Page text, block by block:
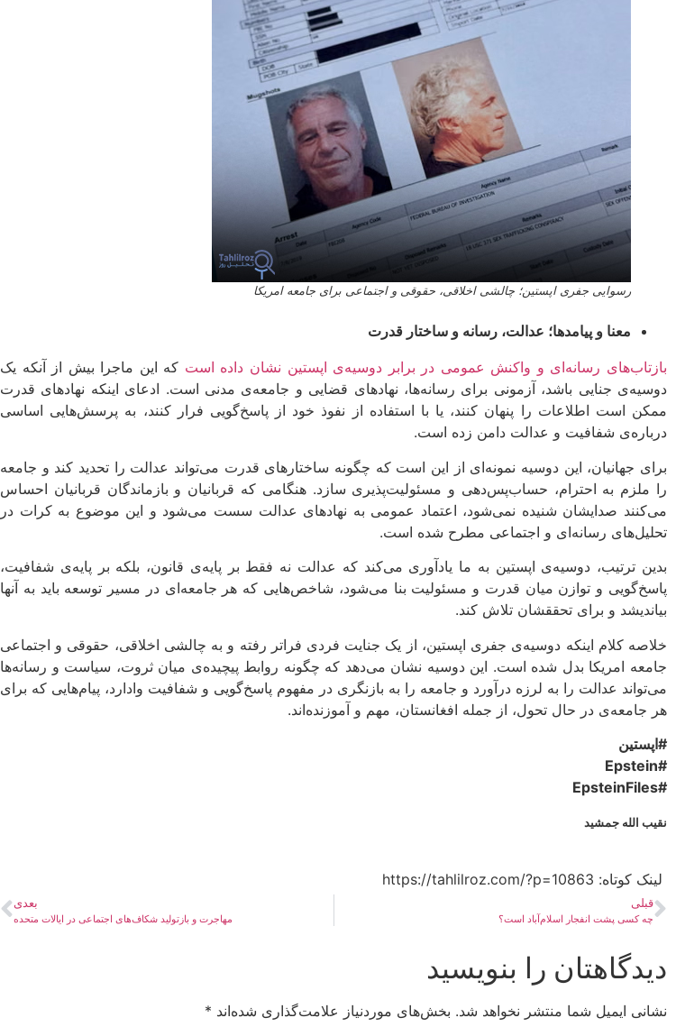
رسوایی جفری اپستین؛ چالشی اخلاقی، حقوقی و اجتماعی برای جامعه امریکا
معنا و پیامدها؛ عدالت، رسانه و ساختار قدرت
بازتاب‌های رسانه‌ای و واکنش عمومی در برابر دوسیه‌ی اپستین نشان داده است که این ماجرا بیش از آنکه یک
دوسیه‌ی جنایی باشد، آزمونی برای رسانه‌ها، نهادهای قضایی و جامعه‌ی مدنی است. ادعای اینکه نهادهای قدرت
ممکن است اطلاعات را پنهان کنند، یا با استفاده از نفوذ خود از پاسخ‌گویی فرار کنند، به پرسش‌هایی اساسی
درباره‌ی شفافیت و عدالت دامن زده است.
برای جهانیان، این دوسیه نمونه‌ای از این است که چگونه ساختارهای قدرت می‌تواند عدالت را تحدید کند و جامعه
را ملزم به احترام، حساب‌پس‌دهی و مسئولیت‌پذیری سازد. هنگامی که قربانیان و بازماندگان قربانیان احساس
می‌کنند صدایشان شنیده نمی‌شود، اعتماد عمومی به نهادهای عدالت سست می‌شود و این موضوع به کرات در
تحلیل‌های رسانه‌ای و اجتماعی مطرح شده است.
بدین ترتیب، دوسیه‌ی اپستین به ما یادآوری می‌کند که عدالت نه فقط بر پایه‌ی قانون، بلکه بر پایه‌ی شفافیت،
پاسخ‌گویی و توازن میان قدرت و مسئولیت بنا می‌شود، شاخص‌هایی که هر جامعه‌ای در مسیر توسعه باید به آنها
بیاندیشد و برای تحققشان تلاش کند.
خلاصه کلام اینکه دوسیه‌ی جفری اپستین، از یک جنایت فردی فراتر رفته و به چالشی اخلاقی، حقوقی و اجتماعی
جامعه امریکا بدل شده است. این دوسیه نشان می‌دهد که چگونه روابط پیچیده‌ی میان ثروت، سیاست و رسانه‌ها
می‌تواند عدالت را به لرزه درآورد و جامعه را به بازنگری در مفهوم پاسخ‌گویی و شفافیت وادارد، پیام‌هایی که برای
هر جامعه‌ی در حال تحول، از جمله افغانستان، مهم و آموزنده‌اند.
#اپستین
#Epstein
#EpsteinFiles
نقیب الله جمشید
لینک کوتاه:​ https://tahlilroz.com/?p=10863
قبلی
چه کسی پشت انفجار اسلام‌آباد است؟
بعدی
مهاجرت و بازتولید شکاف‌های اجتماعی در ایالات متحده
دیدگاهتان را بنویسید
نشانی ایمیل شما منتشر نخواهد شد. بخش‌های موردنیاز علامت‌گذاری شده‌اند *